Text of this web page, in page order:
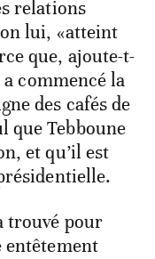
relations
lui, «atteint
que, ajoute-t-
a commencé la
des cafés de
que Tebboune
et qu’il est
trouvé pour